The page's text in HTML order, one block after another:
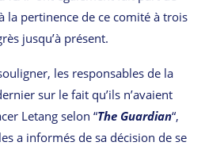
la pertinence de ce comité à trois
jusqu’à présent.
les responsables de la
sur le fait qu’ils n’avaient
Letang selon “The Guardian“,
a informés de sa décision de se